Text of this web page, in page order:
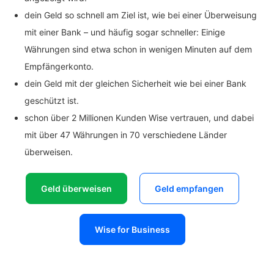
dein Geld so schnell am Ziel ist, wie bei einer Überweisung
mit einer Bank – und häufig sogar schneller: Einige
Währungen sind etwa schon in wenigen Minuten auf dem
Empfängerkonto.
dein Geld mit der gleichen Sicherheit wie bei einer Bank
geschützt ist.
schon über 2 Millionen Kunden Wise vertrauen, und dabei
mit über 47 Währungen in 70 verschiedene Länder
überweisen.
Geld überweisen Geld empfangen
Wise for Business